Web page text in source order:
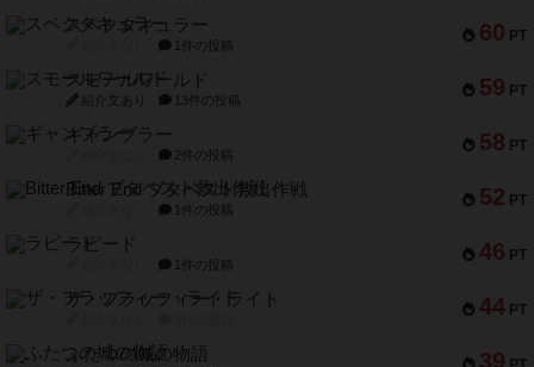
60 PT
スペクタキュラー
1件の投稿
59 PT
スモールワールド
紹介文あり 13件の投稿
58 PT
ギャンブラー
2件の投稿
52 PT
Bitter End ブタペスト救出作戦
1件の投稿
46 PT
ラピード
1件の投稿
44 PT
ザ・フラッフィー・ライト
39
ふたつの城の物語